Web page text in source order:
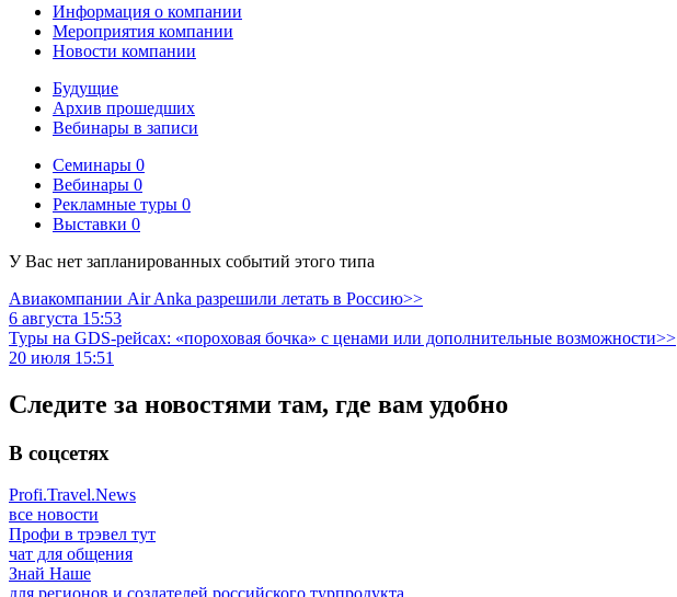
Информация о компании
Мероприятия компании
Новости компании
Будущие
Архив прошедших
Вебинары в записи
Семинары 0
Вебинары 0
Рекламные туры 0
Выставки 0
У Вас нет запланированных событий этого типа
Авиакомпании Air Anka разрешили летать в Россию>>
6 августа 15:53
Туры на GDS-рейсах: «пороховая бочка» с ценами или дополнительные возможности>>
20 июля 15:51
Следите за новостями там, где вам удобно
В соцсетях
Profi.Travel.News
все новости
Профи в трэвел тут
чат для общения
Знай Наше